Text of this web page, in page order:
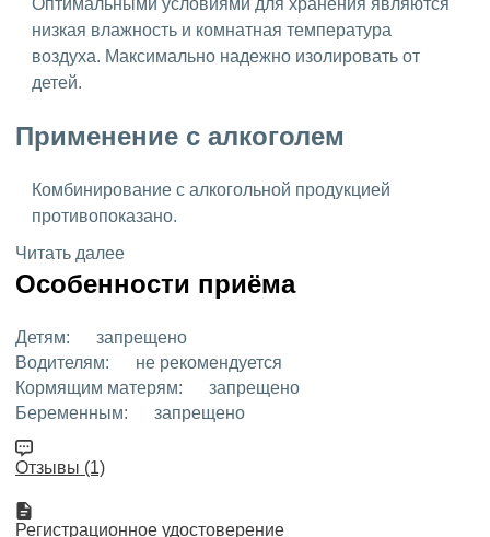
Оптимальными условиями для хранения являются
низкая влажность и комнатная температура
воздуха. Максимально надежно изолировать от
детей.
Применение с алкоголем
Комбинирование с алкогольной продукцией
противопоказано.
Читать далее
Особенности приёма
Детям:
запрещено
Водителям:
не рекомендуется
Кормящим матерям:
запрещено
Беременным:
запрещено
Отзывы (1)
Регистрационное удостоверение